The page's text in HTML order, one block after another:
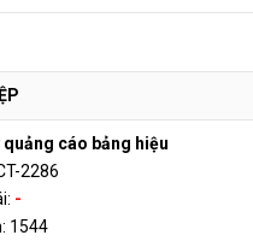
quảng cáo bảng hiệu
2286
-
1544